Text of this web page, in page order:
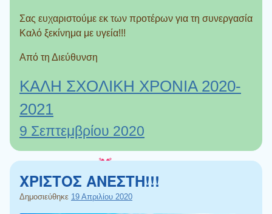
Σας ευχαριστούμε εκ των προτέρων για τη συνεργασία
Καλό ξεκίνημα με υγεία!!!
Από τη Διεύθυνση
ΚΑΛΗ ΣΧΟΛΙΚΗ ΧΡΟΝΙΑ 2020-
2021
9 Σεπτεμβρίου 2020
ΧΡΙΣΤΟΣ ΑΝΕΣΤΗ!!!
Δημοσιεύθηκε 19 Απριλίου 2020